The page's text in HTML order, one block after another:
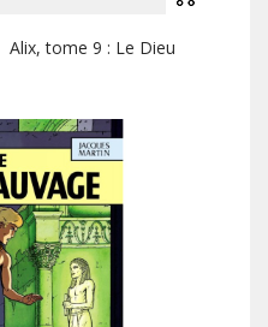
Alix, tome 9 : Le Dieu